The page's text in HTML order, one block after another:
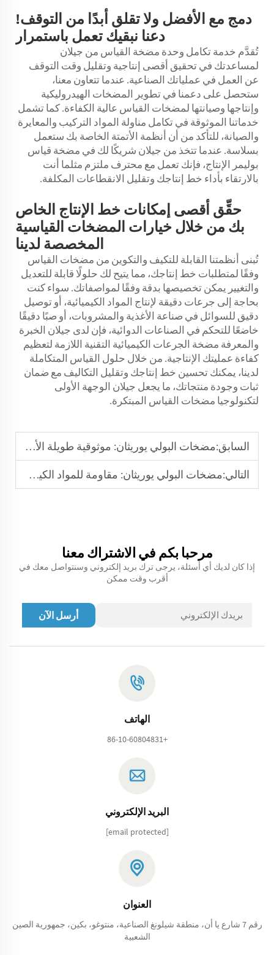
دمج مع الأفضل ولا تقلق أبدًا من التوقف!
دعنا نبقيك تعمل باستمرار
تُقدَّم خدمة تكامل وحدة مضخة القياس من جيلان
لمساعدتك في تحقيق أقصى إنتاجية وتقليل وقت التوقف
عن العمل في عملياتك الصناعية. عندما تتعاون معنا،
ستحصل على دعمنا في تطوير المضخات الهيدروليكية
وإنتاجها وصيانتها لمضخات القياس عالية الكفاءة. كما تشمل
خدماتنا الموثوقة في تكامل مناولة المواد التركيب والمعايرة
والصيانة، للتأكد من أن أنظمة الأتمتة الخاصة بك ستعمل
بسلاسة. عندما تتخذ من جيلان شريكًا لك في مضخة قياس
بوليمر الإنتاج، فإنك تعمل مع محترف ملتزم مثلما أنت
بالارتقاء بأداء خط إنتاجك وتقليل الانقطاعات المكلفة.
حقِّق أقصى إمكانات خط الإنتاج الخاص
بك من خلال خيارات المضخات القياسية
المخصصة لدينا
تُبنى أنظمتنا القابلة للتكيف والتكوين من مضخات القياس
وفقًا لمتطلبات خط إنتاجك، مما يتيح لك حلولًا قابلة للتعديل
والتغيير يمكن تخصيصها بدقة وفقًا لمواصفاتك. سواء كنت
بحاجة إلى جرعات دقيقة لإنتاج المواد الكيميائية، أو توصيل
دقيق للسوائل في صناعة الأغذية والمشروبات، أو صبًا دقيقًا
خاضعًا للتحكم في الصناعات الدوائية، فإن لدى جيلان الخبرة
والمعرفة مضخة الجرعات الكيميائية التقنية اللازمة لتعظيم
كفاءة عمليتك الإنتاجية. من خلال حلول القياس المتكاملة
لدينا، يمكنك تحسين خط إنتاجك وتقليل التكاليف مع ضمان
ثبات وجودة منتجاتك، ما يجعل جيلان الوجهة الأولى
لتكنولوجيا مضخات القياس المبتكرة.
السابق:مضخات البولي يوريثان: موثوقية طويلة الأمد وعمر خدمة
التالي:مضخات البولي يوريثان: مقاومة للمواد الكيميائية والمحاليل
مرحبا بكم في الاشتراك معنا
إذا كان لديك أي أسئلة، يرجى ترك بريد إلكتروني وسنتواصل معك في
أقرب وقت ممكن
أرسل الآن
الهاتف
+86-10-60804831
البريد الإلكتروني
[email protected]
العنوان
رقم 7 شارع يا أن، منطقة شيلونغ الصناعية، منتوغو، بكين، جمهورية الصين
الشعبية